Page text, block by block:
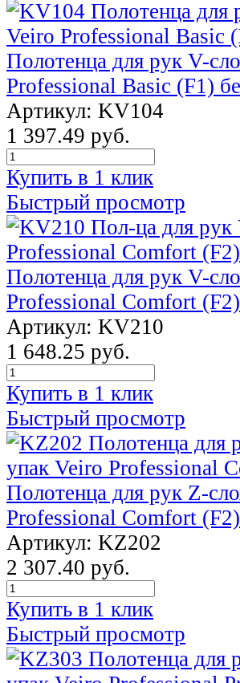
Полотенца для рук V-
Professional Basic (F1)
Артикул: KV104
1 397.49 руб.
Купить в 1 клик
Быстрый просмотр
Полотенца для рук V-
Professional Comfort
Артикул: KV210
1 648.25 руб.
Купить в 1 клик
Быстрый просмотр
Полотенца для рук Z-
Professional Comfort
Артикул: KZ202
2 307.40 руб.
Купить в 1 клик
Быстрый просмотр